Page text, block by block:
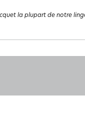
la plupart de notre